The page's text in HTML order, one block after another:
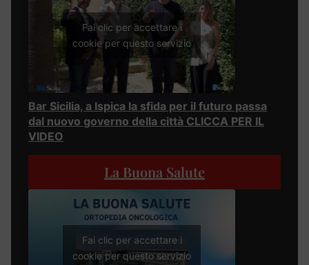
Fai clic per accettare i
cookie per questo servizio
Bar Sicilia, a Ispica la sfida per il futuro passa
dal nuovo governo della città CLICCA PER IL
VIDEO
La Buona Salute
Fai clic per accettare i
cookie per questo servizio